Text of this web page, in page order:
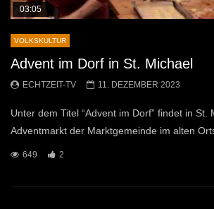
03:05
VOLKSKULTUR
Advent im Dorf in St. Michael
ECHTZEIT-TV 11. DEZEMBER 2023
Unter dem Titel “Advent im Dorf” findet in St.
Adventmarkt der Marktgemeinde im alten
649 2